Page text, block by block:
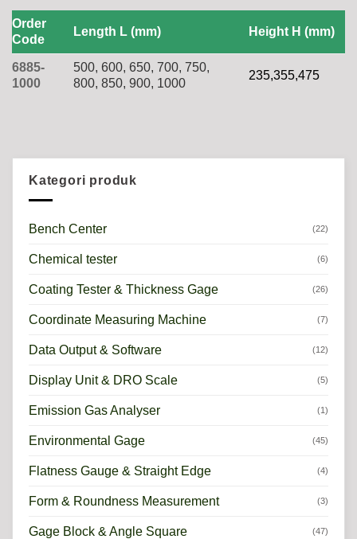
Order
Code
Length L (mm) Height H (mm)
6885-
1000
500, 600, 650, 700, 750,
800, 850, 900, 1000
235,355,475
Kategori produk
Bench Center (22)
Chemical tester (6)
Coating Tester & Thickness Gage (26)
Coordinate Measuring Machine (7)
Data Output & Software (12)
Display Unit & DRO Scale (5)
Emission Gas Analyser (1)
Environmental Gage (45)
Flatness Gauge & Straight Edge (4)
Form & Roundness Measurement (3)
Gage Block & Angle Square (47)